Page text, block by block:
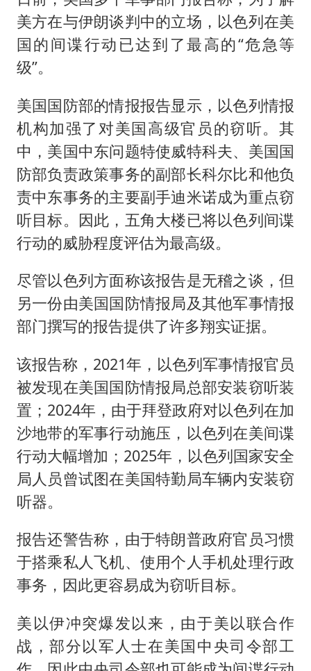
美方在与伊朗谈判中的立场，以色列在美
国的间谍行动已达到了最高的“危急等
级”。
美国国防部的情报报告显示，以色列情报
机构加强了对美国高级官员的窃听。其
中，美国中东问题特使威特科夫、美国国
防部负责政策事务的副部长科尔比和他负
责中东事务的主要副手迪米诺成为重点窃
听目标。因此，五角大楼已将以色列间谍
行动的威胁程度评估为最高级。
尽管以色列方面称该报告是无稽之谈，但
另一份由美国国防情报局及其他军事情报
部门撰写的报告提供了许多翔实证据。
该报告称，2021年，以色列军事情报官员
被发现在美国国防情报局总部安装窃听装
置；2024年，由于拜登政府对以色列在加
沙地带的军事行动施压，以色列在美间谍
行动大幅增加；2025年，以色列国家安全
局人员曾试图在美国特勤局车辆内安装窃
听器。
报告还警告称，由于特朗普政府官员习惯
于搭乘私人飞机、使用个人手机处理行政
事务，因此更容易成为窃听目标。
美以伊冲突爆发以来，由于美以联合作
战，部分以军人士在美国中央司令部工